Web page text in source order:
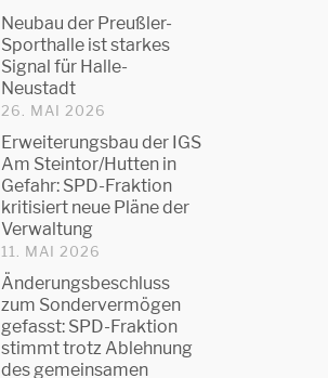
Neubau der Preußler-
Sporthalle ist starkes
Signal für Halle-
Neustadt
26. MAI 2026
Erweiterungsbau der IGS
Am Steintor/Hutten in
Gefahr: SPD-Fraktion
kritisiert neue Pläne der
Verwaltung
11. MAI 2026
Änderungsbeschluss
zum Sondervermögen
gefasst: SPD-Fraktion
stimmt trotz Ablehnung
des gemeinsamen